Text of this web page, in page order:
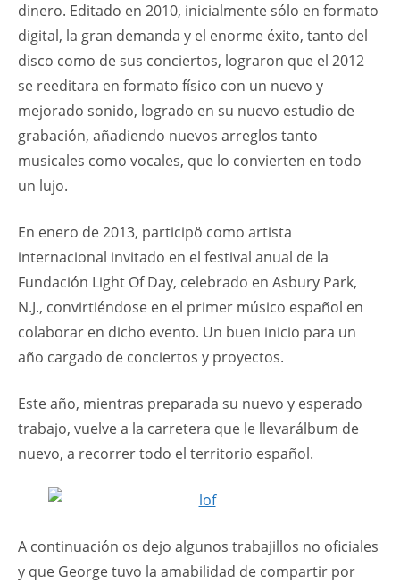
dinero. Editado en 2010, inicialmente sólo en formato
digital, la gran demanda y el enorme éxito, tanto del
disco como de sus conciertos, lograron que el 2012
se reeditara en formato físico con un nuevo y
mejorado sonido, logrado en su nuevo estudio de
grabación, añadiendo nuevos arreglos tanto
musicales como vocales, que lo convierten en todo
un lujo.
En enero de 2013, participö como artista
internacional invitado en el festival anual de la
Fundación Light Of Day, celebrado en Asbury Park,
N.J., convirtiéndose en el primer músico español en
colaborar en dicho evento. Un buen inicio para un
año cargado de conciertos y proyectos.
Este año, mientras preparada su nuevo y esperado
trabajo, vuelve a la carretera que le llevarálbum de
nuevo, a recorrer todo el territorio español.
A continuación os dejo algunos trabajillos no oficiales
y que George tuvo la amabilidad de compartir por